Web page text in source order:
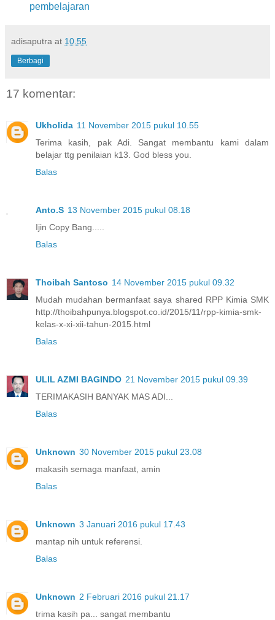
pembelajaran
adisaputra at 10.55
Berbagi
17 komentar:
Ukholida 11 November 2015 pukul 10.55
Terima kasih, pak Adi. Sangat membantu kami dalam
belajar ttg penilaian k13. God bless you.
Balas
Anto.S 13 November 2015 pukul 08.18
Ijin Copy Bang.....
Balas
Thoibah Santoso 14 November 2015 pukul 09.32
Mudah mudahan bermanfaat saya shared RPP Kimia SMK
http://thoibahpunya.blogspot.co.id/2015/11/rpp-kimia-smk-
kelas-x-xi-xii-tahun-2015.html
Balas
ULIL AZMI BAGINDO 21 November 2015 pukul 09.39
TERIMAKASIH BANYAK MAS ADI...
Balas
Unknown 30 November 2015 pukul 23.08
makasih semaga manfaat, amin
Balas
Unknown 3 Januari 2016 pukul 17.43
mantap nih untuk referensi.
Balas
Unknown 2 Februari 2016 pukul 21.17
trima kasih pa... sangat membantu